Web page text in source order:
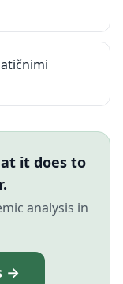
it does to
analysis in
→